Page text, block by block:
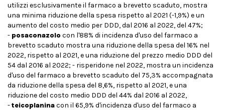
utilizzi esclusivamente il farmaco a brevetto scaduto, mostra
una minima riduzione della spesa rispetto al 2021 (-1,9%) e un
aumento del costo medio per DDD, dal 2016 al 2022, del 47%;
- posaconazolo con l'88% di incidenza d'uso del farmaco a
brevetto scaduto mostra una riduzione della spesa del 16% nel
2022, rispetto al 2021, e una riduzione del prezzo medio DDD del
54 dal 2016 al 2022; - risperidone nel 2022, mostra un incidenza
d'uso del farmaco a brevetto scaduto del 75,3% accompagnata
da riduzione della spesa del 8,6%, rispetto al 2021, e una
riduzione del costo medio DDD del 44% dal 2016 al 2022,
-teicoplaninacon il 65,9% d'incidenza d'uso del farmaco a